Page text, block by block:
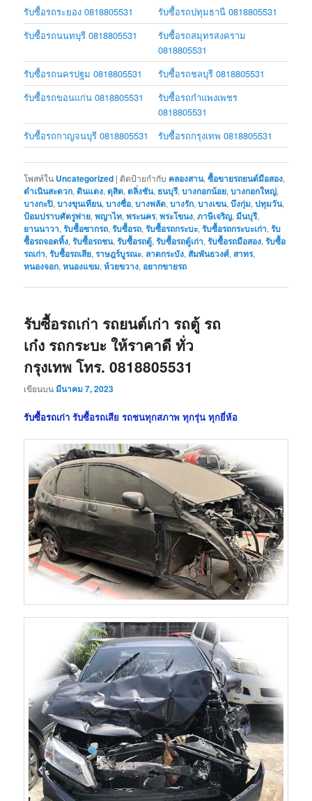
รับซื้อรถระยอง 0818805531
รับซื้อรถปทุมธานี 0818805531
รับซื้อรถนนทบุรี 0818805531
รับซื้อรถสมุทรสงคราม
0818805531
รับซื้อรถนครปฐม 0818805531
รับซื้อรถชลบุรี 0818805531
รับซื้อรถขอนแก่น 0818805531
รับซื้อรถกำแพงเพชร
0818805531
รับซื้อรถกาญจนบุรี 0818805531
รับซื้อรถกรุงเทพ 0818805531
โพสท์ใน Uncategorized | ติดป้ายกำกับ คลองสาน,ซื้อขายรถยนต์มือสอง,
ดำเนินสะดวก,ดินแดง,ดุสิต,ตลิ่งชัน, ธนบุรี,บางกอกน้อย,บางกอกใหญ่,
บางกะปิ,บางขุนเทียน,บางซื่อ,บางพลัด,บางรัก,บางเขน,บึงกุ่ม,ปทุมวัน,
ป้อมปราบศัตรูพ่าย,พญาไท,พระนคร,พระโขนง,ภาษีเจริญ,มีนบุรี,
ยานนาวา,รับซื้อซากรถ,รับซื้อรถ,รับซื้อรถกระบะ,รับซื้อรถกระบะเก่า,รับ
ซื้อรถจอดทิ้ง,รับซื้อรถชน,รับซื้อรถตู้,รับซื้อรถตู้เก่า,รับซื้อรถมือสอง,รับซื้อ
รถเก่า,รับซื้อรถเสีย,ราษฎร์บูรณะ, ลาดกระบัง, สัมพันธวงศ์, สาทร,
หนองจอก,หนองแขม,ห้วยขวาง, อยากขายรถ
รับซื้อรถเก่า รถยนต์เก่า รถตู้ รถ
เก๋ง รถกระบะ ให้ราคาดี ทั่ว
กรุงเทพ โทร. 0818805531
เขียนบนมีนาคม 7, 2023
รับซื้อรถเก่า รับซื้อรถเสีย รถชนทุกสภาพ ทุกรุ่น ทุกยี่ห้อ